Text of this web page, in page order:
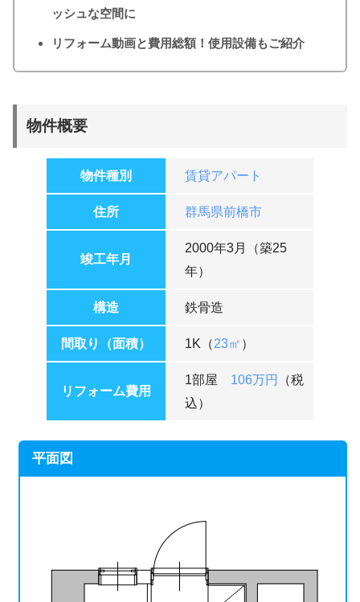
ッシュな空間に
リフォーム動画と費用総額！使用設備もご紹介
物件概要
物件種別 賃貸アパート
住所 群馬県前橋市
竣工年月
2000年3月（築25
年）
構造 鉄骨造
間取り（面積） 1K（23㎡ ）
リフォーム費用
1部屋 106万円
（税
込）
平面図